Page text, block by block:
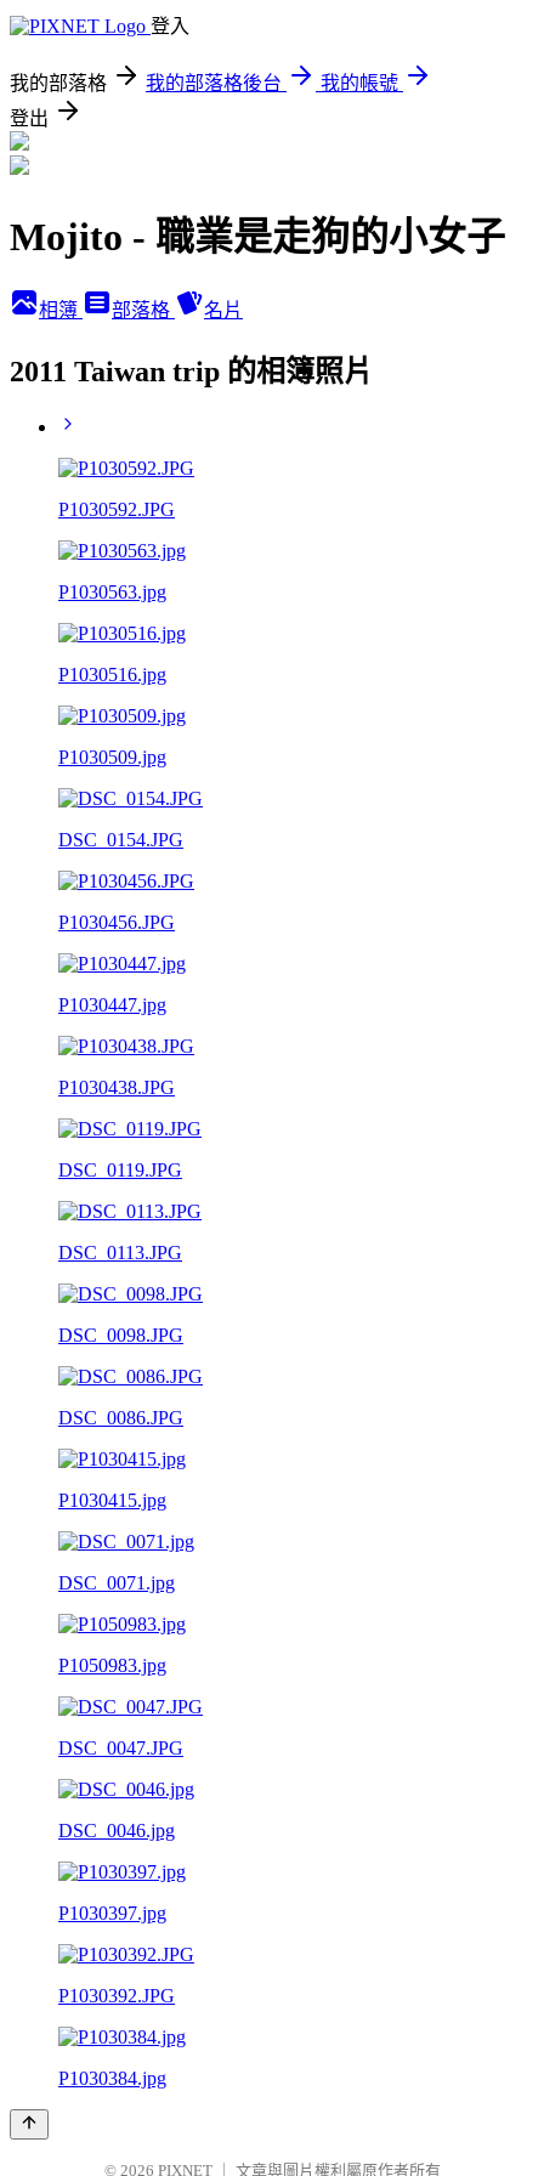
登入
我的部落格 我的部落格後台
我的帳號
登出
Mojito - 職業是走狗的小女子
相簿 部落格 名片
2011 Taiwan trip 的相簿照片
P1030592.JPG
P1030563.jpg
P1030516.jpg
P1030509.jpg
DSC_0154.JPG
P1030456.JPG
P1030447.jpg
P1030438.JPG
DSC_0119.JPG
DSC_0113.JPG
DSC_0098.JPG
DSC_0086.JPG
P1030415.jpg
DSC_0071.jpg
P1050983.jpg
DSC_0047.JPG
DSC_0046.jpg
P1030397.jpg
P1030392.JPG
P1030384.jpg
© 2026 PIXNET 文章與圖片權利屬原作者所有